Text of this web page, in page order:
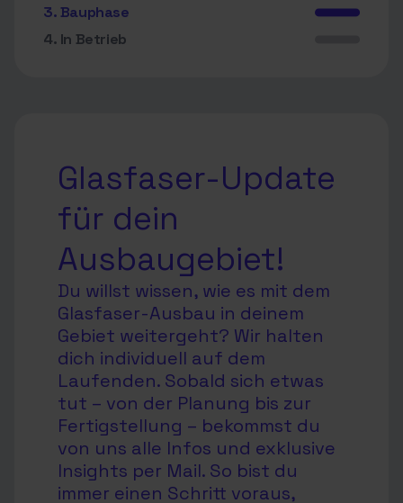
3. Bauphase
4. In Betrieb
Glasfaser-Update
für dein
Ausbaugebiet!
Du willst wissen, wie es mit dem
Glasfaser-Ausbau in deinem
Gebiet weitergeht? Wir halten
dich individuell auf dem
Laufenden. Sobald sich etwas
tut – von der Planung bis zur
Fertigstellung – bekommst du
von uns alle Infos und exklusive
Insights per Mail. So bist du
immer einen Schritt voraus,